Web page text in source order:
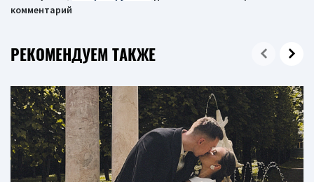
комментарий
РЕКОМЕНДУЕМ ТАКЖЕ